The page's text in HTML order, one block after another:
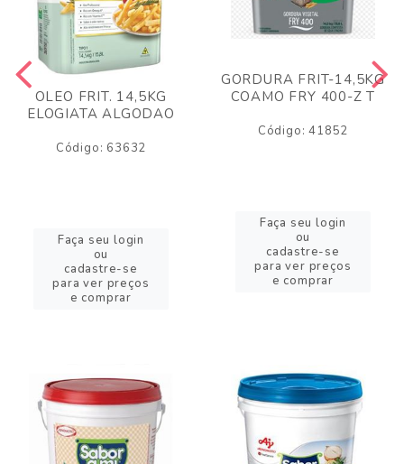
OLEO FRIT. 14,5KG
ELOGIATA ALGODAO
Código: 63632
Faça seu login
ou
cadastre-se
para ver preços
e comprar
GORDURA FRIT-14,5KG
COAMO FRY 400-Z T
Código: 41852
Faça seu login
ou
cadastre-se
para ver preços
e comprar